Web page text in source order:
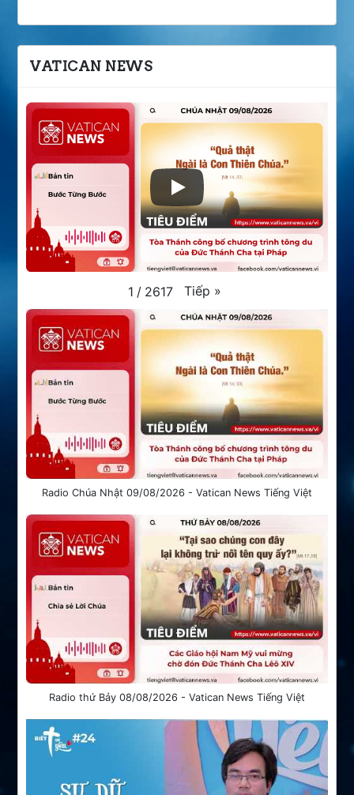
VATICAN NEWS
1 / 2617 Tiếp »
Radio Chúa Nhật 09/08/2026 - Vatican News Tiếng Việt
Radio thứ Bảy 08/08/2026 - Vatican News Tiếng Việt